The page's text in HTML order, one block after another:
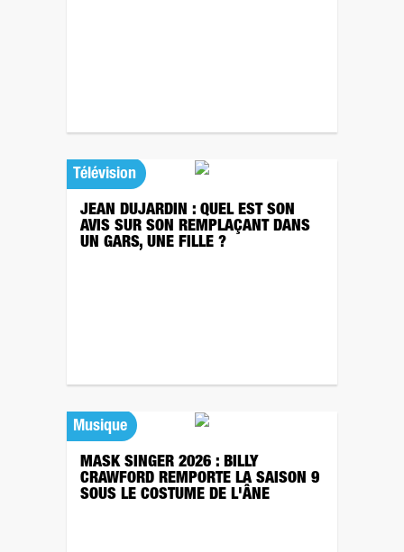
Télévision
JEAN DUJARDIN : QUEL EST SON
AVIS SUR SON REMPLAÇANT DANS
UN GARS, UNE FILLE ?
Musique
MASK SINGER 2026 : BILLY
CRAWFORD REMPORTE LA SAISON 9
SOUS LE COSTUME DE L'ÂNE